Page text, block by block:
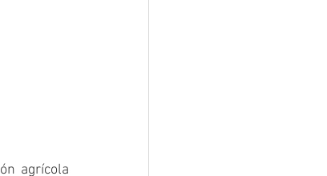
agrícola